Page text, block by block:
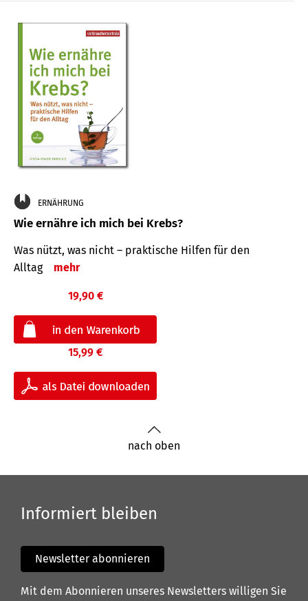
ERNÄHRUNG
Wie ernähre ich mich bei Krebs?
Was nützt, was nicht – praktische Hilfen für den
Alltag
mehr
19,90 €
15,99 €
nach oben
Informiert bleiben
Newsletter abonnieren
Mit dem Abonnieren unseres Newsletters willigen Sie